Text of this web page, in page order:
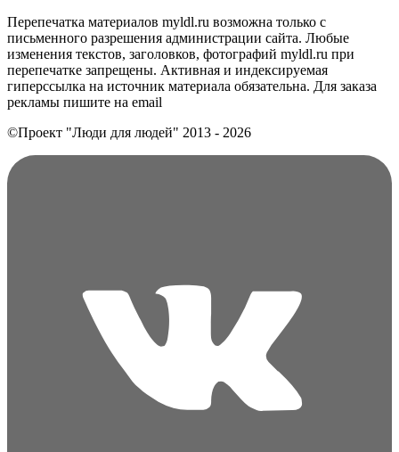
Перепечатка материалов myldl.ru возможна только с
письменного разрешения администрации сайта. Любые
изменения текстов, заголовков, фотографий myldl.ru при
перепечатке запрещены. Активная и индексируемая
гиперссылка на источник материала обязательна. Для заказа
рекламы пишите на еmail
©Проект "Люди для людей" 2013 - 2026